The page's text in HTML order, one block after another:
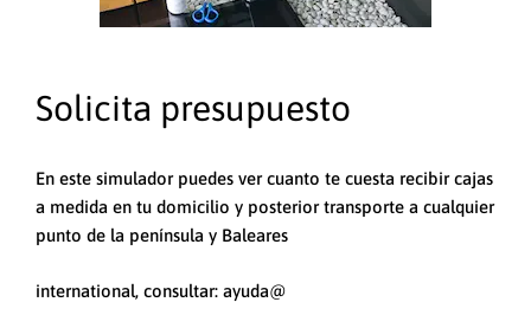
Solicita presupuesto
En este simulador puedes ver cuanto te cuesta recibir cajas
a medida en tu domicilio y posterior transporte a cualquier
punto de la península y Baleares
international, consultar: ayuda@